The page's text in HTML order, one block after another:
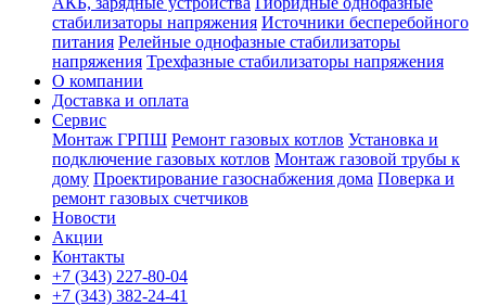
стабилизаторы напряжения Источники бесперебойного
питания Релейные однофазные стабилизаторы
напряжения Трехфазные стабилизаторы напряжения
О компании
Доставка и оплата
Сервис
Монтаж ГРПШ Ремонт газовых котлов Установка и
подключение газовых котлов Монтаж газовой трубы к
дому Проектирование газоснабжения дома Поверка и
ремонт газовых счетчиков
Новости
Акции
Контакты
+7 (343) 227-80-04
+7 (343) 382-24-41